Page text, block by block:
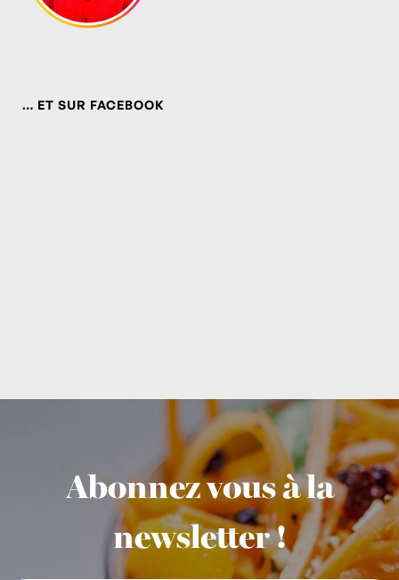
… ET SUR FACEBOOK
Abonnez vous à la
newsletter !